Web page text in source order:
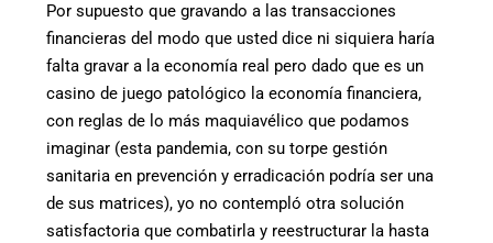
Por supuesto que gravando a las transacciones
financieras del modo que usted dice ni siquiera haría
falta gravar a la economía real pero dado que es un
casino de juego patológico la economía financiera,
con reglas de lo más maquiavélico que podamos
imaginar (esta pandemia, con su torpe gestión
sanitaria en prevención y erradicación podría ser una
de sus matrices), yo no contempló otra solución
satisfactoria que combatirla y reestructurar la hasta